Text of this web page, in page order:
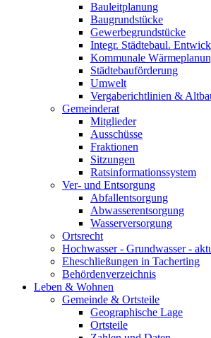
Bauleitplanung
Baugrundstücke
Gewerbegrundstücke
Integr. Städtebaul.
Kommunale
Städtebauförderung
Umwelt
Vergaberichtlinien &
Gemeinderat
Mitglieder
Ausschüsse
Fraktionen
Sitzungen
Ratsinformationssystem
Ver- und Entsorgung
Abfallentsorgung
Abwasserentsorgung
Wasserversorgung
Ortsrecht
Hochwasser - Grundwasser -
Eheschließungen in Tacherting
Behördenverzeichnis
Leben & Wohnen
Gemeinde & Ortsteile
Geographische Lage
Ortsteile